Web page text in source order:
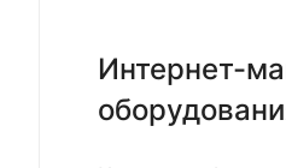
Интернет-